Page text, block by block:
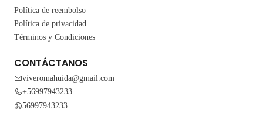
Política de reembolso
Política de privacidad
Términos y Condiciones
CONTÁCTANOS
viveromahuida@gmail.com
+56997943233
56997943233